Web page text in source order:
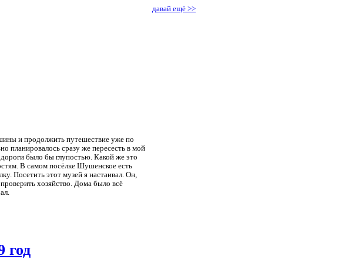
и продолжить путешествие уже по
планировалось сразу же пересесть в мой
дороги было бы глупостью. Какой же это
В самом посёлке Шушенское есть
Посетить этот музей я настаивал. Он,
хозяйство. Дома было всё
год
давай ещё >>